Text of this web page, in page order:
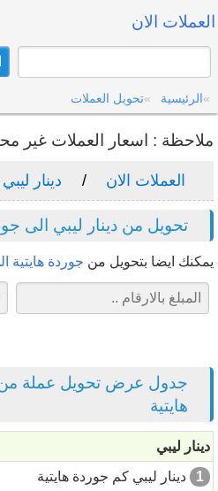
العملات الان
الرئيسية تحويل العملات
ملاحظة : اسعار العملات غير
العملات الان دينار ليبي
تحويل من دينار ليبي الى
يمكنك ايضا بتحويل من جوردة هايتية
جدول عرض تحويل عملة من
هايتية
دينار ليبي
1
دينار ليبي كم جوردة هايتية